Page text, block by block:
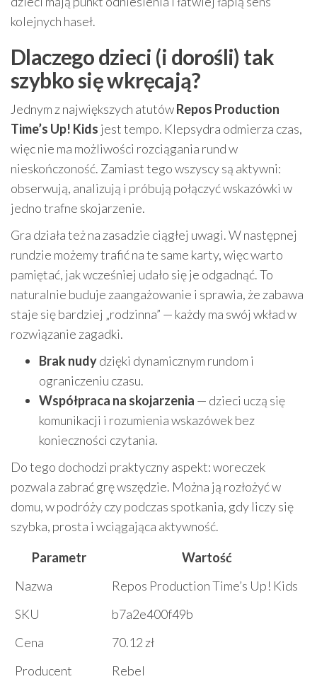
kolejnych haseł.
Dlaczego dzieci (i dorośli) tak
szybko się wkręcają?
Jednym z największych atutówRepos Production
Time’s Up! Kids jest tempo. Klepsydra odmierza czas,
więc nie ma możliwości rozciągania rund w
nieskończoność. Zamiast tego wszyscy są aktywni:
obserwują, analizują i próbują połączyć wskazówki w
jedno trafne skojarzenie.
Gra działa też na zasadzie ciągłej uwagi. W następnej
rundzie możemy trafić na te same karty, więc warto
pamiętać, jak wcześniej udało się je odgadnąć. To
naturalnie buduje zaangażowanie i sprawia, że zabawa
staje się bardziej „rodzinna” — każdy ma swój wkład w
rozwiązanie zagadki.
Brak nudydzięki dynamicznym rundom i
ograniczeniu czasu.
Współpraca na skojarzenia — dzieci uczą się
komunikacji i rozumienia wskazówek bez
konieczności czytania.
Do tego dochodzi praktyczny aspekt: woreczek
pozwala zabrać grę wszędzie. Można ją rozłożyć w
domu, w podróży czy podczas spotkania, gdy liczy się
szybka, prosta i wciągająca aktywność.
Parametr
Wartość
Nazwa
Repos Production Time’s Up! Kids
SKU
b7a2e400f49b
Cena
70.12 zł
Producent
Rebel